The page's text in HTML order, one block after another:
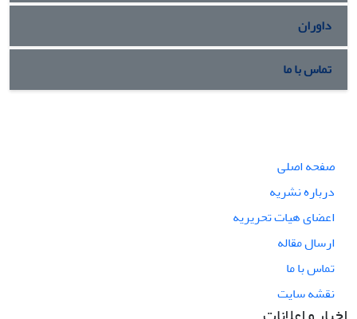
داوران
تماس با ما
صفحه اصلی
درباره نشریه
اعضای هیات تحریریه
ارسال مقاله
تماس با ما
نقشه سایت